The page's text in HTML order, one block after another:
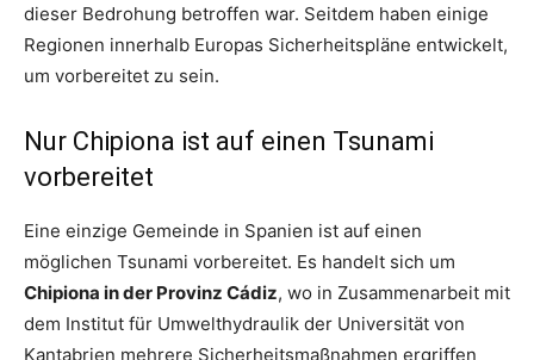
dieser Bedrohung betroffen war. Seitdem haben einige
Regionen innerhalb Europas Sicherheitspläne entwickelt,
um vorbereitet zu sein.
Nur Chipiona ist auf einen Tsunami
vorbereitet
Eine einzige Gemeinde in Spanien ist auf einen
möglichen Tsunami vorbereitet. Es handelt sich um
Chipiona in der Provinz Cádiz, wo in Zusammenarbeit mit
dem Institut für Umwelthydraulik der Universität von
Kantabrien mehrere Sicherheitsmaßnahmen ergriffen